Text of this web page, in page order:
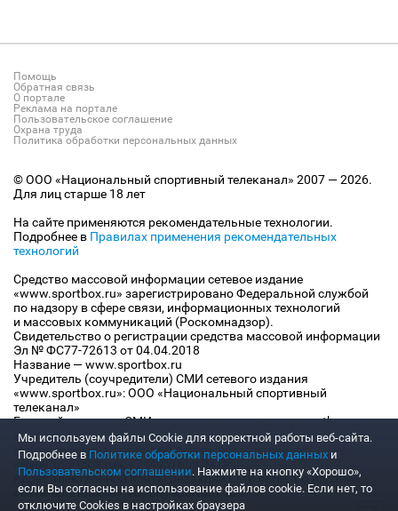
Помощь
Обратная связь
О портале
Реклама на портале
Пользовательское соглашение
Охрана труда
Политика обработки персональных данных
© ООО «Национальный спортивный телеканал» 2007 — 2026.
Для лиц старше 18 лет
На сайте применяются рекомендательные технологии.
Подробнее в Правилах применения рекомендательных
технологий
Средство массовой информации сетевое издание
«www.sportbox.ru» зарегистрировано Федеральной службой
по надзору в сфере связи, информационных технологий
и массовых коммуникаций (Роскомнадзор).
Свидетельство о регистрации средства массовой информации
Эл № ФС77-72613 от 04.04.2018
Название — www.sportbox.ru
Учредитель (соучредители) СМИ сетевого издания
«www.sportbox.ru»: ООО «Национальный спортивный
телеканал»
Главный редактор СМИ сетевого издания «www.sportbox.ru»:
Конов В.А.
Номер телефона редакции СМИ сетевого издания
«www.sportbox.ru»: +7 (495) 653 8419
Адрес электронной почты редакции СМИ сетевого издания
«www.sportbox.ru»: editor@sportbox.ru
Мы используем файлы Сookie для корректной работы веб-сайта.
Подробнее в Политике обработки персональных данных и
Пользовательском соглашении. Нажмите на кнопку «Хорошо»,
если Вы согласны на использование файлов cookie. Если нет, то
отключите Cookies в настройках браузера